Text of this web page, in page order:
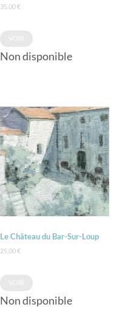
35,00€
Non disponible
Le Château du Bar-Sur-Loup
25,00€
Non disponible